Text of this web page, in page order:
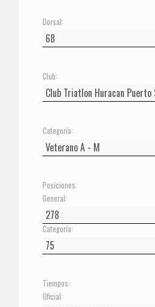
Dorsal:
Club:
Categoría:
Posiciones:
General:
Categoría:
Tiempos:
Oficial: